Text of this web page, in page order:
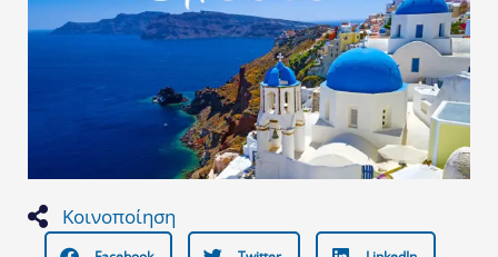
Κοινοποίηση